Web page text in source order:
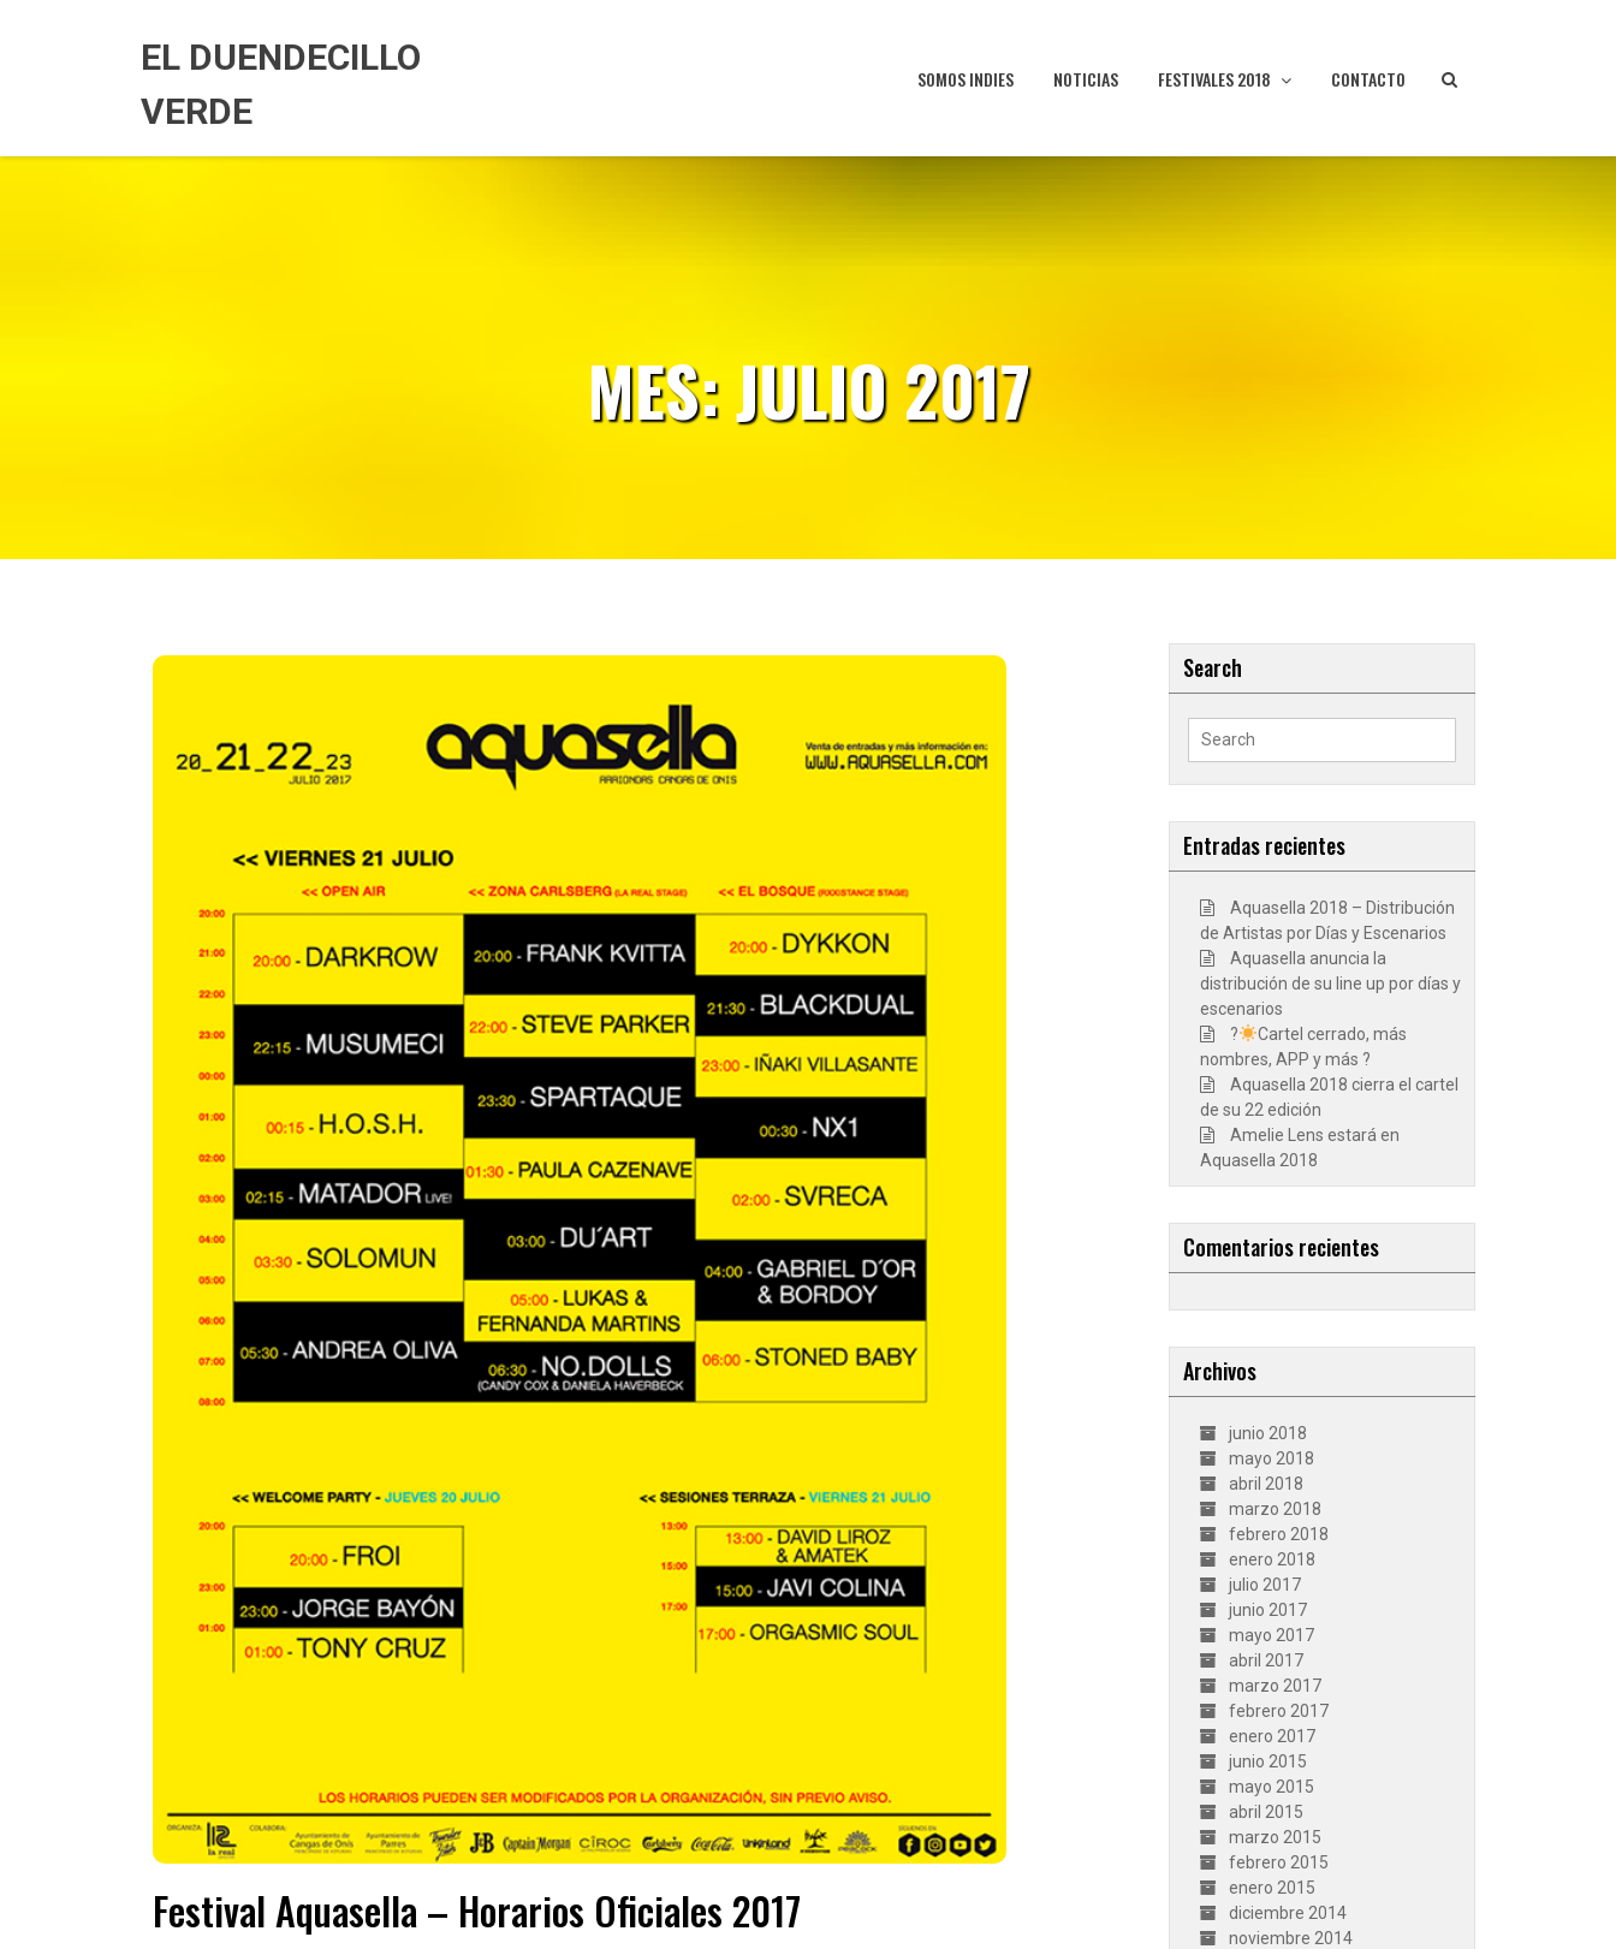
EL DUENDECILLO
VERDE
SOMOS INDIES NOTICIAS FESTIVALES 2018 CONTACTO
MES:JULIO 2017
Festival Aquasella – Horarios Oficiales 2017
Search
Search
Entradas recientes
Aquasella 2018 – Distribución
de Artistas por Días y Escenarios
Aquasella anuncia la
distribución de su line up por días y
escenarios
?
Cartel cerrado, más
nombres, APP y más ?
Aquasella 2018 cierra el cartel
de su 22 edición
Amelie Lens estará en
Aquasella 2018
Comentarios recientes
Archivos
junio 2018
mayo 2018
abril 2018
marzo 2018
febrero 2018
enero 2018
julio 2017
junio 2017
mayo 2017
abril 2017
marzo 2017
febrero 2017
enero 2017
junio 2015
mayo 2015
abril 2015
marzo 2015
febrero 2015
enero 2015
diciembre 2014
noviembre 2014